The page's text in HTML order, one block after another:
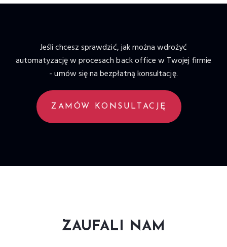
Jeśli chcesz sprawdzić, jak można wdrożyć
automatyzację w procesach back office w Twojej firmie
- umów się na bezpłatną konsultację.
ZAMÓW KONSULTACJĘ
ZAUFALI NAM